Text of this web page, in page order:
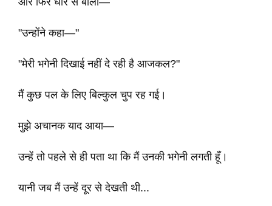
"उन्होंने कहा—"
"मेरी भगेनी दिखाई नहीं दे रही है आजकल?"
मैं कुछ पल के लिए बिल्कुल चुप रह गई।
मुझे अचानक याद आया—
उन्हें तो पहले से ही पता था कि मैं उनकी भगेनी लगती हूँ।
यानी जब मैं उन्हें दूर से देखती थी...